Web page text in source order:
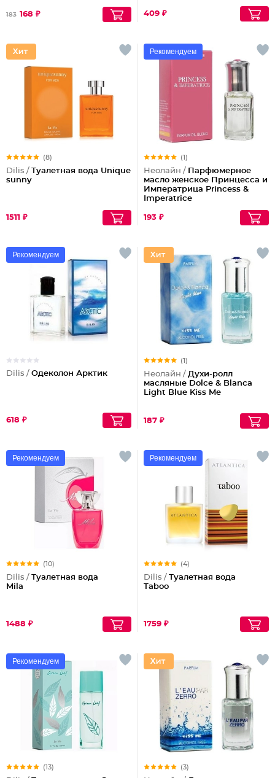
183 168 ₽ 409 ₽
(8)
Dilis / Туалетная вода Unique
sunny
1511 ₽
Рекомендуем
(1)
Неолайн / Парфюмерное
масло женское Принцесса и
Императрица Princess &
Imperatrice
193 ₽
Рекомендуем
Dilis / Одеколон Арктик
618 ₽
(1)
Неолайн / Духи-ролл
масляные Dolce & Blanca
Light Blue Kiss Me
187 ₽
Рекомендуем
(10)
Dilis / Туалетная вода
Mila
1488 ₽
Рекомендуем
(4)
Dilis / Туалетная вода
Taboo
1759 ₽
Рекомендуем
(13) (3)